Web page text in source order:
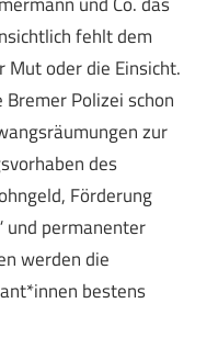
fehlt dem
oder die Einsicht.
Polizei schon
zur
des
Förderung
und permanenter
werden die
bestens